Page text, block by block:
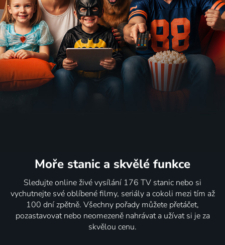
Moře stanic a skvělé funkce
Sledujte online živé vysílání 176 TV stanic nebo si
vychutnejte své oblíbené filmy, seriály a cokoli mezi tím až
100 dní zpětně. Všechny pořady můžete přetáčet,
pozastavovat nebo neomezeně nahrávat a užívat si je za
skvělou cenu.